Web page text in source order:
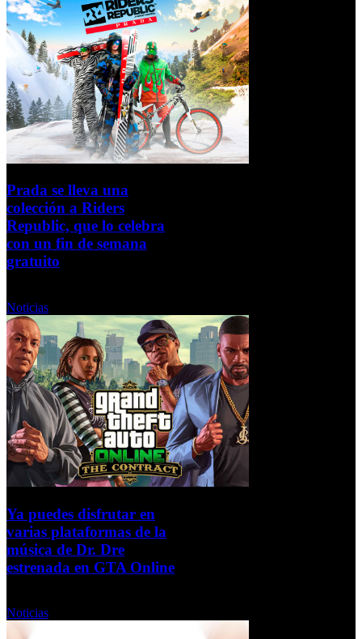
Prada se lleva una
colección a Riders
Republic, que lo celebra
con un fin de semana
gratuito
Noticias
Ya puedes disfrutar en
varias plataformas de la
música de Dr. Dre
estrenada en GTA Online
Noticias